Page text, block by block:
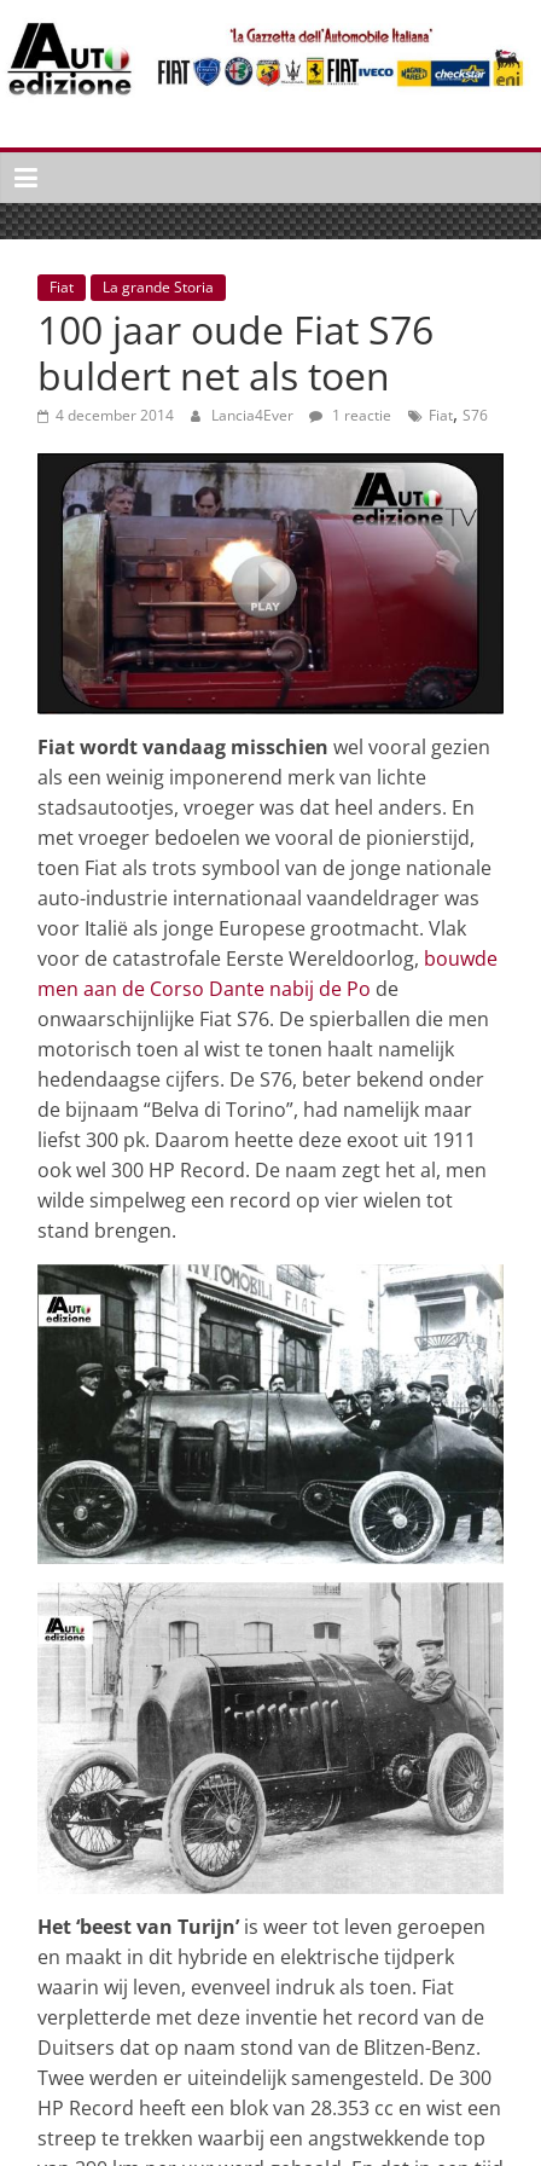
naar
inhoud
Auto
Edizione
La
Gazetta
dell'Automobile
Italiana
Italiaans
autonieuws
Fiat La grande Storia
100 jaar oude Fiat S76
buldert net als toen
4 december 2014 Lancia4Ever 1 reactie Fiat, S76
Fiat wordt vandaag misschien wel vooral gezien
als een weinig imponerend merk van lichte
stadsautootjes, vroeger was dat heel anders. En
met vroeger bedoelen we vooral de pionierstijd,
toen Fiat als trots symbool van de jonge nationale
auto-industrie internationaal vaandeldrager was
voor Italië als jonge Europese grootmacht. Vlak
voor de catastrofale Eerste Wereldoorlog, bouwde
men aan de Corso Dante nabij de Po de
onwaarschijnlijke Fiat S76. De spierballen die men
motorisch toen al wist te tonen haalt namelijk
hedendaagse cijfers. De S76, beter bekend onder
de bijnaam “Belva di Torino”, had namelijk maar
liefst 300 pk. Daarom heette deze exoot uit 1911
ook wel 300 HP Record. De naam zegt het al, men
wilde simpelweg een record op vier wielen tot
stand brengen.
Het ‘beest van Turijn’is weer tot leven geroepen
en maakt in dit hybride en elektrische tijdperk
waarin wij leven, evenveel indruk als toen. Fiat
verpletterde met deze inventie het record van de
Duitsers dat op naam stond van de Blitzen-Benz.
Twee werden er uiteindelijk samengesteld. De 300
HP Record heeft een blok van 28.353 cc en wist een
streep te trekken waarbij een angstwekkende top